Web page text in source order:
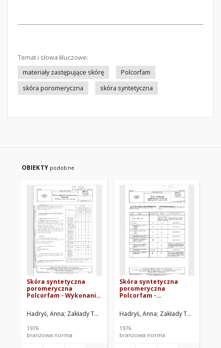
Temat i słowa kluczowe:
materiały zastępujące skórę
Polcorfam
skóra poromeryczna
skóra syntetyczna
OBIEKTY podobne
Skóra syntetyczna
poromeryczna
Polcorfam - Wykonanie,
powierzchni BN-
76/7773-01 Arkusz 16
Hadryś, Anna Zakłady Tworzyw Sztucznych PRONIT-ERG, Pionki.
1976
branżowa norma
Skóra syntetyczna
poromeryczna
Polcorfam -
techniczna typu 404
BN-76/7773-01 Arkusz
Hadryś, Anna Zakłady Tworzyw
1976
branżowa norma